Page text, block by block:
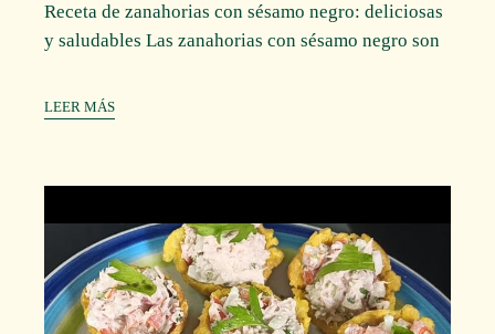
Receta de zanahorias con sésamo negro: deliciosas
y saludables Las zanahorias con sésamo negro son
LEER MÁS